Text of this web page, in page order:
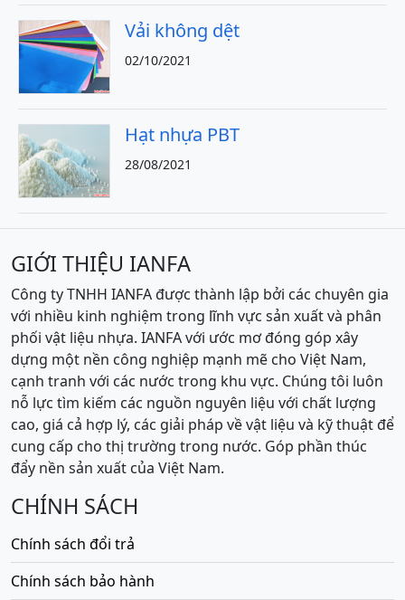
Vải không dệt
02/10/2021
Hạt nhựa PBT
28/08/2021
GIỚI THIỆU IANFA
Công ty TNHH IANFA được thành lập bởi các chuyên gia
với nhiều kinh nghiệm trong lĩnh vực sản xuất và phân
phối vật liệu nhựa. IANFA với ước mơ đóng góp xây
dựng một nền công nghiệp mạnh mẽ cho Việt Nam,
cạnh tranh với các nước trong khu vực. Chúng tôi luôn
nỗ lực tìm kiếm các nguồn nguyên liệu với chất lượng
cao, giá cả hợp lý, các giải pháp về vật liệu và kỹ thuật để
cung cấp cho thị trường trong nước. Góp phần thúc
đẩy nền sản xuất của Việt Nam.
CHÍNH SÁCH
Chính sách đổi trả
Chính sách bảo hành